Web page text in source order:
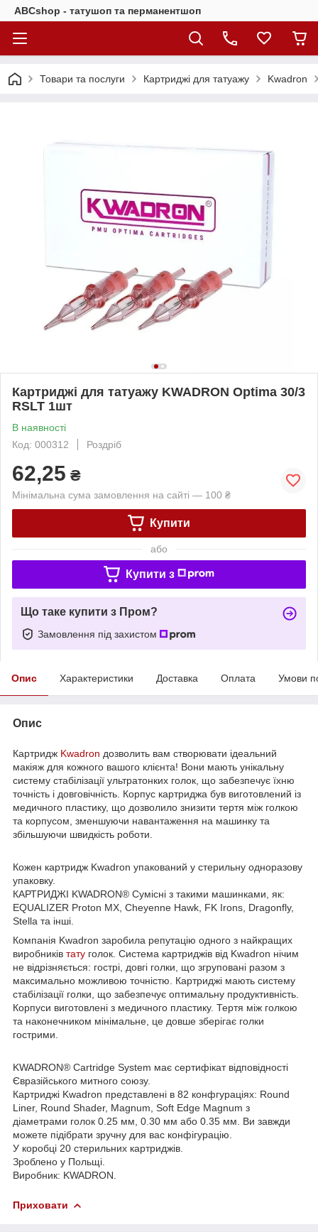
ABCshop - татушоп та перманентшоп
Товари та послуги Картриджі для татуажу Kwadron
Картриджі для татуажу KWADRON Optima 30/3
RSLT 1шт
В наявності
Код: 000312
Роздріб
62,25 ₴
Мінімальна сума замовлення на сайті — 100 ₴
Купити
або
Купити з
Що таке купити з Пром?
Замовлення під захистом
Опис Характеристики Доставка Оплата Умови
Опис
Картридж Kwadron дозволить вам створювати ідеальний
макіяж для кожного вашого клієнта! Вони мають унікальну
систему стабілізації ультратонких голок, що забезпечує їхню
точність і довговічність. Корпус картриджа був виготовлений із
медичного пластику, що дозволило знизити тертя між голкою
та корпусом, зменшуючи навантаження на машинку та
збільшуючи швидкість роботи.
Кожен картридж Kwadron упакований у стерильну одноразову
упаковку.
КАРТРИДЖІ KWADRON® Сумісні з такими машинками, як:
EQUALIZER Proton MX, Cheyenne Hawk, FK Irons, Dragonfly,
Stella та інші.
Компанія Kwadron заробила репутацію одного з найкращих
виробників тату голок. Система картриджів від Kwadron нічим
не відрізняється: гострі, довгі голки, що згруповані разом з
максимально можливою точністю. Картриджі мають систему
стабілізації голки, що забезпечує оптимальну продуктивність.
Корпуси виготовлені з медичного пластику. Тертя між голкою
та наконечником мінімальне, це довше зберігає голки
гострими.
KWADRON® Cartridge System має сертифікат відповідності
Євразійського митного союзу.
Картриджі Kwadron представлені в 82 конфгураціях: Round
Liner, Round Shader, Magnum, Soft Edge Magnum з
діаметрами голок 0.25 мм, 0.30 мм або 0.35 мм. Ви завжди
можете підібрати зручну для вас конфігурацію.
У коробці 20 стерильних картриджів.
Зроблено у Польщі.
Виробник: KWADRON.
Приховати